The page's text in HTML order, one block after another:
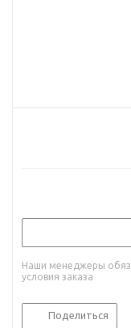
Наши менеджеры
условия заказа
Поделиться